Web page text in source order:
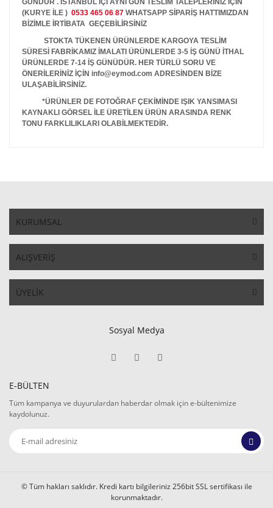
GÜNDÜR . İSTANBUL İÇİ AYNI GÜN TESLİM TALEPLERİNİZ İÇİN
(KURYE İLE ) 0533 465 06 87 WHATSAPP SİPARİŞ HATTIMIZDAN
BİZİMLE İRTİBATA GEÇEBİLİRSİNİZ
STOKTA TÜKENEN ÜRÜNLERDE KARGOYA TESLİM
SÜRESİ FABRİKAMIZ İMALATI ÜRÜNLERDE 3-5 İŞ GÜNÜ İTHAL
ÜRÜNLERDE 7-14 İŞ GÜNÜDÜR. HER TÜRLÜ SORU VE
ÖNERİLERİNİZ İÇİN info@eymod.com ADRESİNDEN BİZE
ULAŞABİLİRSİNİZ.
*ÜRÜNLER DE FOTOĞRAF ÇEKİMİNDE IŞIK YANSIMASI
KAYNAKLI GÖRSEL İLE ÜRETİLEN ÜRÜN ARASINDA RENK
TONU FARKLILIKLARI OLABİLMEKTEDİR.
KURUMSAL
ALIŞVERİŞ
ÜYELİK
Sosyal Medya
E-BÜLTEN
Tüm kampanya ve duyurulardan haberdar olmak için e-bültenimize
kaydolunuz.
© Tüm hakları saklıdır. Kredi kartı bilgileriniz 256bit SSL sertifikası ile
korunmaktadır.